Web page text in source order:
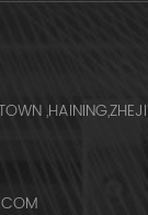
,HAINING,ZHEJI